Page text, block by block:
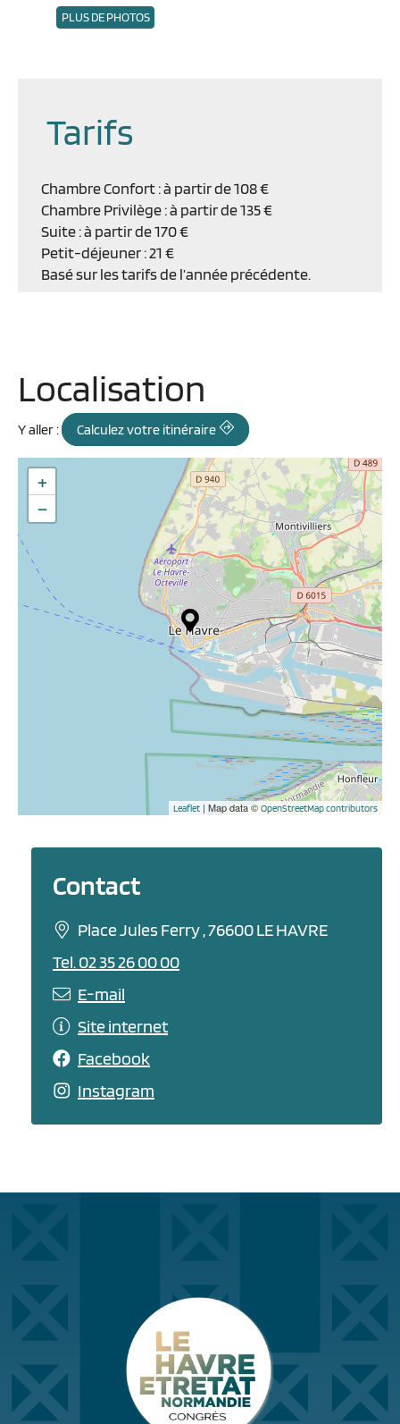
PLUS DE PHOTOS
Tarifs
Chambre Confort : à partir de 108 €
Chambre Privilège : à partir de 135 €
Suite : à partir de 170 €
Petit-déjeuner : 21 €
Basé sur les tarifs de l’année précédente.
Localisation
Y aller : Calculez votre itinéraire
+
−
Leaflet | Map data ©OpenStreetMap contributors
Contact
Place Jules Ferry , 76600 LE HAVRE
Tel. 02 35 26 00 00
E-mail
Site internet
Facebook
Instagram